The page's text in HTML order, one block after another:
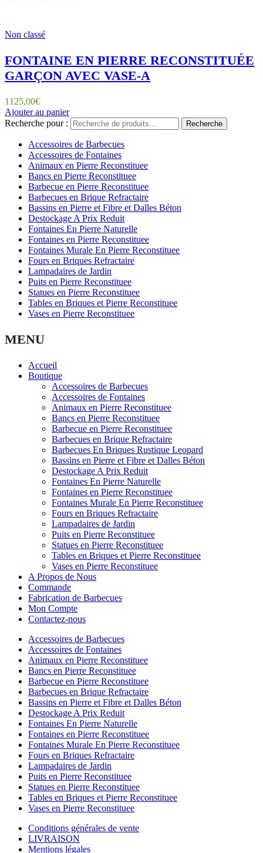
Non classé
FONTAINE EN PIERRE RECONSTITUÉE
GARÇON AVEC VASE-A
1125,00€
Ajouter au panier
Recherche pour :
Recherche
Accessoires de Barbecues
Accessoires de Fontaines
Animaux en Pierre Reconstituee
Bancs en Pierre Reconstituee
Barbecue en Pierre Reconstituee
Barbecues en Brique Refractaire
Bassins en Pierre et Fibre et Dalles Béton
Destockage A Prix Reduit
Fontaines En Pierre Naturelle
Fontaines en Pierre Reconstituee
Fontaines Murale En Pierre Reconstituee
Fours en Briques Refractaire
Lampadaires de Jardin
Puits en Pierre Reconstituee
Statues en Pierre Reconstituee
Tables en Briques et Pierre Reconstituee
Vases en Pierre Reconstituee
MENU
Accueil
Boutique
Accessoires de Barbecues
Accessoires de Fontaines
Animaux en Pierre Reconstituee
Bancs en Pierre Reconstituee
Barbecue en Pierre Reconstituee
Barbecues en Brique Refractaire
Barbecues En Briques Rustique Leopard
Bassins en Pierre et Fibre et Dalles Béton
Destockage A Prix Reduit
Fontaines En Pierre Naturelle
Fontaines en Pierre Reconstituee
Fontaines Murale En Pierre Reconstituee
Fours en Briques Refractaire
Lampadaires de Jardin
Puits en Pierre Reconstituee
Statues en Pierre Reconstituee
Tables en Briques et Pierre Reconstituee
Vases en Pierre Reconstituee
A Propos de Nous
Commande
Fabrication de Barbecues
Mon Compte
Contactez-nous
Accessoires de Barbecues
Accessoires de Fontaines
Animaux en Pierre Reconstituee
Bancs en Pierre Reconstituee
Barbecue en Pierre Reconstituee
Barbecues en Brique Refractaire
Bassins en Pierre et Fibre et Dalles Béton
Destockage A Prix Reduit
Fontaines En Pierre Naturelle
Fontaines en Pierre Reconstituee
Fontaines Murale En Pierre Reconstituee
Fours en Briques Refractaire
Lampadaires de Jardin
Puits en Pierre Reconstituee
Statues en Pierre Reconstituee
Tables en Briques et Pierre Reconstituee
Vases en Pierre Reconstituee
Conditions générales de vente
LIVRAISON
Mentions légales